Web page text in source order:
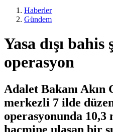
Haberler
Gündem
Yasa dışı
operasyon
Adalet Bakanı
merkezli 7 ilde
operasyonunda